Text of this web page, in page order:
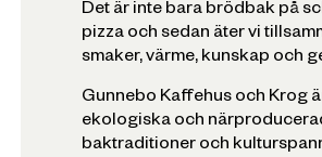
Det är inte bara brödbak på
pizza och sedan äter vi
smaker, värme, kunskap och
Gunnebo Kaffehus och Krog
ekologiska och
baktraditioner och